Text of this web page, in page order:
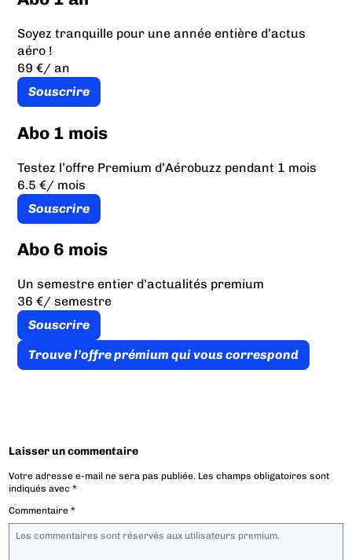
Soyez tranquille pour une année entière d’actus
aéro !
69 €/ an
Souscrire
Abo 1 mois
Testez l’offre Premium d’Aérobuzz pendant 1 mois
6.5 €/ mois
Souscrire
Abo 6 mois
Un semestre entier d’actualités premium
36 €/ semestre
Souscrire
Trouve l’offre prémium qui vous correspond
Laisser un commentaire
Votre adresse e-mail ne sera pas publiée. Les champs obligatoires sont
indiqués avec*
Commentaire*